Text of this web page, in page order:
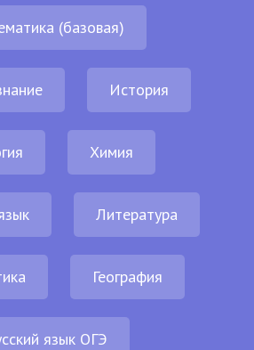
(базовая)
История
Химия
Литература
География
язык ОГЭ